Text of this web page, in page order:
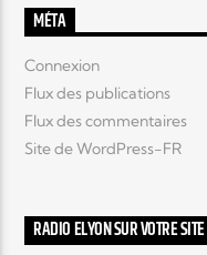
MÉTA
Connexion
Flux des publications
Flux des commentaires
Site de WordPress-FR
RADIO ELYON SUR VOTRE SITE